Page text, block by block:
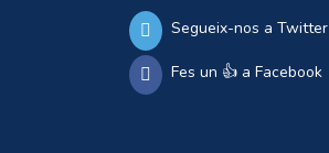
Segueix-nos a Twitter
Fes un 👍 a Facebook